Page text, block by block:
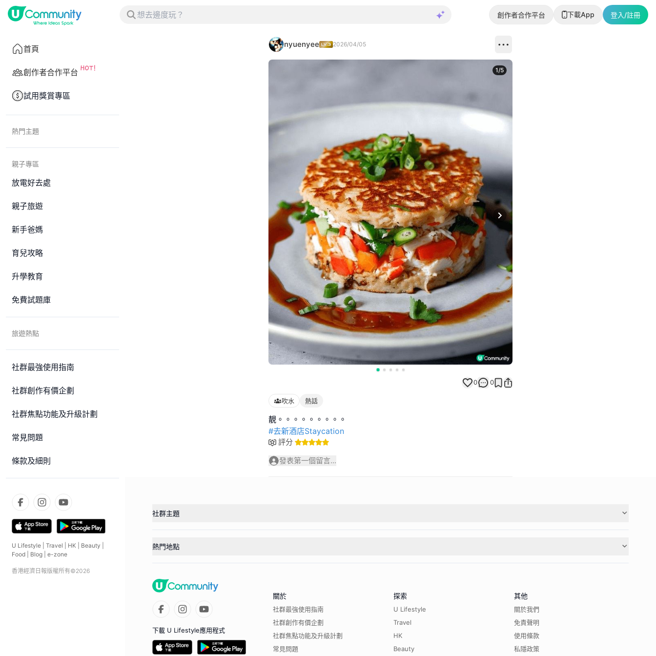
創作者合作平台 下載App 登入/註冊
首頁
創作者合作平台
試用獎賞專區
熱門主題
親子專區
放電好去處
親子旅遊
新手爸媽
育兒攻略
升學教育
免費試題庫
旅遊熱點
社群最強使用指南
社群創作有價企劃
社群焦點功能及升級計劃
常見問題
條款及細則
U Lifestyle Travel HK Beauty
Food
Blog e-zone
香港經濟日報版權所有©2026
nyuenyee 2026/04/05
Next slide
1/5
0 0
吹水 熱話
#去新酒店Staycation
評分
發表第一個留言...
社群主題
熱門地點
下載 U Lifestyle應用程式
關於
社群最強使用指南
社群創作有價企劃
社群焦點功能及升級計劃
常見問題
探索
U Lifestyle
Travel
HK
Beauty
其他
關於我們
免責聲明
使用條款
私隱政策